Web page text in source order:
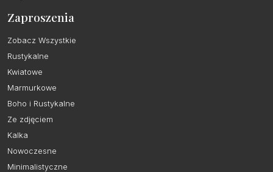
Zaproszenia
Zobacz Wszystkie
Rustykalne
Kwiatowe
Marmurkowe
Boho i Rustykalne
Ze zdjęciem
Kalka
Nowoczesne
Minimalistyczne